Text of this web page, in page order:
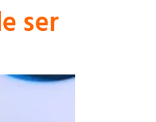
ser